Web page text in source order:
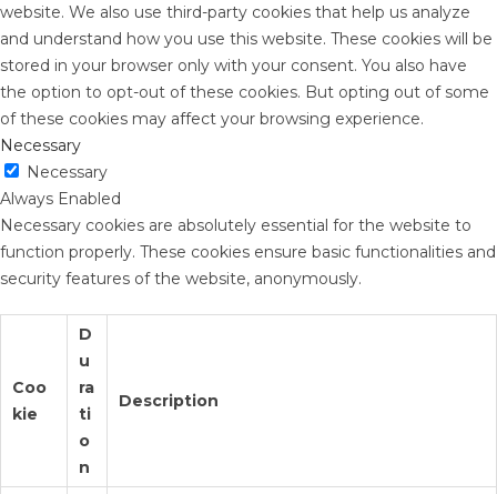
website. We also use third-party cookies that help us analyze
and understand how you use this website. These cookies will be
stored in your browser only with your consent. You also have
the option to opt-out of these cookies. But opting out of some
of these cookies may affect your browsing experience.
Necessary
Necessary
Always Enabled
Necessary cookies are absolutely essential for the website to
function properly. These cookies ensure basic functionalities and
security features of the website, anonymously.
Coo
kie
D
u
ra
ti
o
n
Description